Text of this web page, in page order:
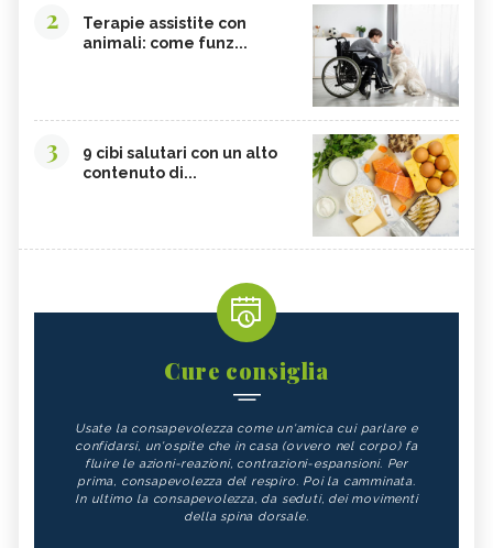
2
Terapie assistite con
animali: come funz...
3
9 cibi salutari con un alto
contenuto di...
Cure consiglia
Usate la consapevolezza come un'amica cui parlare e
confidarsi, un'ospite che in casa (ovvero nel corpo) fa
fluire le azioni-reazioni, contrazioni-espansioni. Per
prima, consapevolezza del respiro. Poi la camminata.
In ultimo la consapevolezza, da seduti, dei movimenti
della spina dorsale.